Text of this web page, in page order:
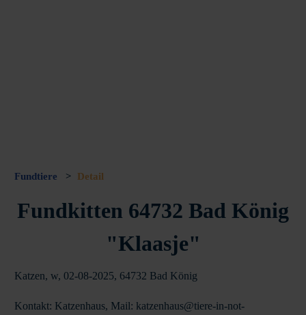
Fundtiere > Detail
Fundkitten 64732 Bad König
"Klaasje"
Katzen, w, 02-08-2025, 64732 Bad König
Kontakt: Katzenhaus, Mail: katzenhaus@tiere-in-not-